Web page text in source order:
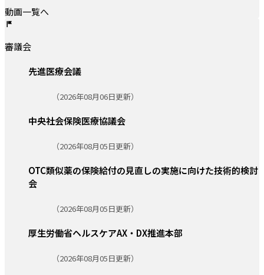
動画一覧へ
審議会
先進医療会議
（2026年08月06日更新）
中央社会保険医療協議会
（2026年08月05日更新）
OTC類似薬の保険給付の見直しの実施に向けた技術的検討
会
（2026年08月05日更新）
厚生労働省ヘルスケアAX・DX推進本部
（2026年08月05日更新）